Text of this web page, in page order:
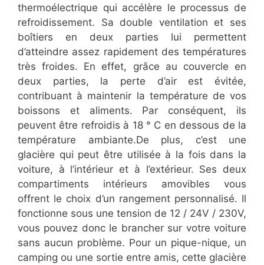
thermoélectrique qui accélère le processus de
refroidissement. Sa double ventilation et ses
boîtiers en deux parties lui permettent
d’atteindre assez rapidement des températures
très froides. En effet, grâce au couvercle en
deux parties, la perte d’air est évitée,
contribuant à maintenir la température de vos
boissons et aliments. Par conséquent, ils
peuvent être refroidis à 18 ° C en dessous de la
température ambiante.De plus, c’est une
glacière qui peut être utilisée à la fois dans la
voiture, à l’intérieur et à l’extérieur. Ses deux
compartiments intérieurs amovibles vous
offrent le choix d’un rangement personnalisé. Il
fonctionne sous une tension de 12 / 24V / 230V,
vous pouvez donc le brancher sur votre voiture
sans aucun problème. Pour un pique-nique, un
camping ou une sortie entre amis, cette glacière